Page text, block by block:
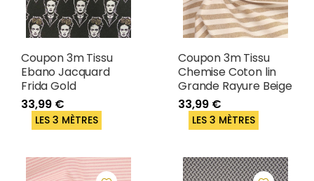
Coupon 3m Tissu
Ebano Jacquard
Frida Gold
33,99 €
LES 3 MÈTRES
Coupon 3m Tissu
Chemise Coton lin
Grande Rayure Beige
33,99 €
LES 3 MÈTRES